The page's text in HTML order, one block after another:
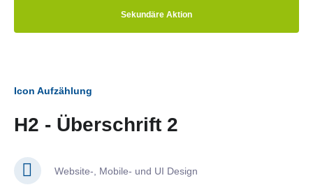
Sekundäre Aktion
Icon Aufzählung
H2 - Überschrift 2
Website-, Mobile- und UI Design